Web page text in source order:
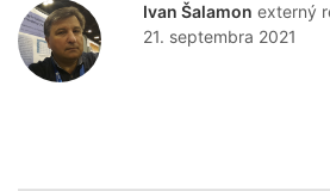
Ivan Šalamon externý
21. septembra 2021